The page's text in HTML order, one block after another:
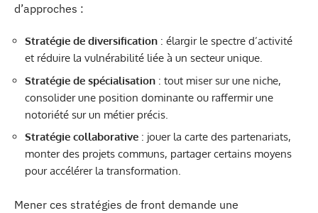
d’approches :
Stratégie de diversification : élargir le spectre d’activité
et réduire la vulnérabilité liée à un secteur unique.
Stratégie de spécialisation : tout miser sur une niche,
consolider une position dominante ou raffermir une
notoriété sur un métier précis.
Stratégie collaborative : jouer la carte des partenariats,
monter des projets communs, partager certains moyens
pour accélérer la transformation.
Mener ces stratégies de front demande une